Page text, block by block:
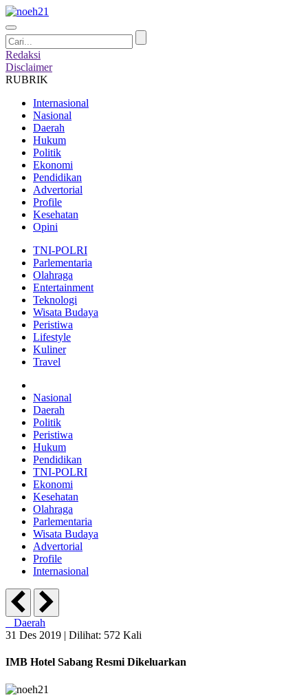
Redaksi
Disclaimer
RUBRIK
Internasional
Nasional
Daerah
Hukum
Politik
Ekonomi
Pendidikan
Advertorial
Profile
Kesehatan
Opini
TNI-POLRI
Parlementaria
Olahraga
Entertainment
Teknologi
Wisata Budaya
Peristiwa
Lifestyle
Kuliner
Travel
Nasional
Daerah
Politik
Peristiwa
Hukum
Pendidikan
TNI-POLRI
Ekonomi
Kesehatan
Olahraga
Parlementaria
Wisata Budaya
Advertorial
Profile
Internasional
Daerah
31 Des 2019 | Dilihat: 572 Kali
IMB Hotel Sabang Resmi Dikeluarkan